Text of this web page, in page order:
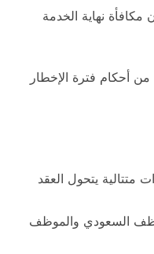
نهاية الخدمة
أحكام فترة الإخطار
تجديد العقد 3 مرات متتالية يتحول العقد
السعودي والموظف